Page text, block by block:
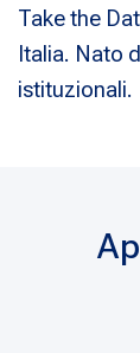
Take the
Italia. Nato
istituzionali.